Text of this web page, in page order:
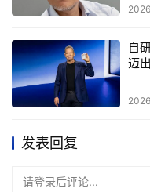
于“Zen 4”的“Genoa（
龙）处理器，将成为性
处理器将于2022年第
EPYC处理器，其栈顶
Java性能。
30x25能效目标，共成就
2020年9月，中国在联
自
迈
发表回复
请登录后评论...